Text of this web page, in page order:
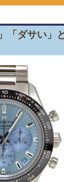
「ダサい」